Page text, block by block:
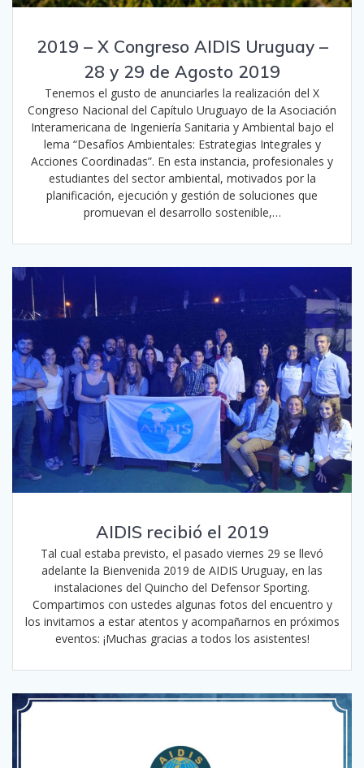
2019 – X Congreso AIDIS Uruguay –
28 y 29 de Agosto 2019
Tenemos el gusto de anunciarles la realización del X
Congreso Nacional del Capítulo Uruguayo de la Asociación
Interamericana de Ingeniería Sanitaria y Ambiental bajo el
lema “Desafíos Ambientales: Estrategias Integrales y
Acciones Coordinadas”. En esta instancia, profesionales y
estudiantes del sector ambiental, motivados por la
planificación, ejecución y gestión de soluciones que
promuevan el desarrollo sostenible,…
AIDIS recibió el 2019
Tal cual estaba previsto, el pasado viernes 29 se llevó
adelante la Bienvenida 2019 de AIDIS Uruguay, en las
instalaciones del Quincho del Defensor Sporting.
Compartimos con ustedes algunas fotos del encuentro y
los invitamos a estar atentos y acompañarnos en próximos
eventos: ¡Muchas gracias a todos los asistentes!